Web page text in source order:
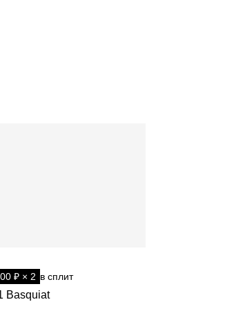
₽ × 2 в сплит
Basquiat